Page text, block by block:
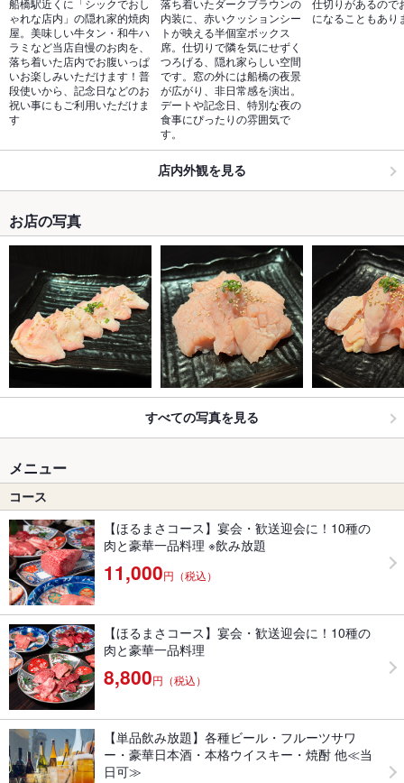
ゃれな店内」の隠れ家的焼肉
屋。美味しい牛タン・和牛ハ
ラミなど当店自慢のお肉を、
落ち着いた店内でお腹いっぱ
いお楽しみいただけます！普
段使いから、記念日などのお
祝い事にもご利用いただけま
す
内装に、赤いクッションシー
トが映える半個室ボックス
席。仕切りで隣を気にせずく
つろげる、隠れ家らしい空間
です。窓の外には船橋の夜景
が広がり、非日常感を演出。
デートや記念日、特別な夜の
食事にぴったりの雰囲気で
す。
になることもあり
店内外観を見る
お店の写真
すべての写真を見る
メニュー
コース
【ほるまさコース】宴会・歓送迎会に！10種の
肉と豪華一品料理 ※飲み放題
11,000円（税込）
【ほるまさコース】宴会・歓送迎会に！10種の
肉と豪華一品料理
8,800円（税込）
【単品飲み放題】各種ビール・フルーツサワ
ー・豪華日本酒・本格ウイスキー・焼酎 他≪当
日可≫